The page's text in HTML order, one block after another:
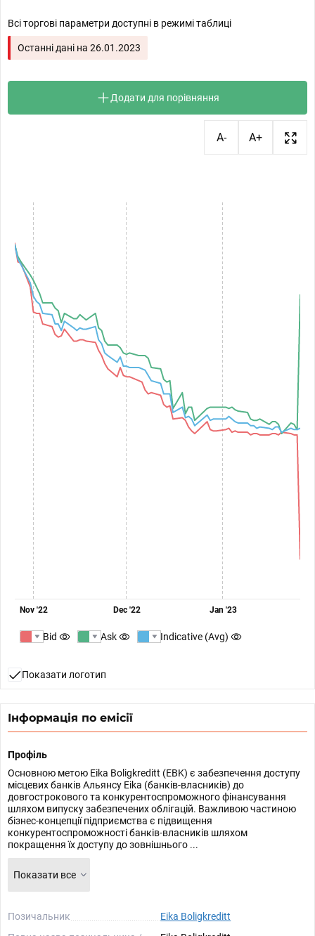
Всі торгові параметри доступні в режимі таблиці
Останні дані на 26.01.2023
Додати для порівняння
A- A+
Nov '22 Dec '22 Jan '23
Bid Ask Indicative (Avg)
Показати логотип
Інформація по емісії
Профіль
Основною метою Eika Boligkreditt (EBK) є забезпечення доступу
місцевих банків Альянсу Eika (банків-власників) до
довгострокового та конкурентоспроможного фінансування
шляхом випуску забезпечених облігацій. Важливою частиною
бізнес-концепції підприємства є підвищення
конкурентоспроможності банків-власників шляхом
покращення їх доступу до зовнішнього ...
Показати все
Позичальник
Eika Boligkreditt